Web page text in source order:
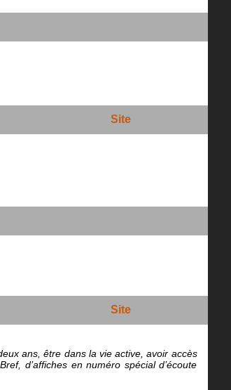
Site
Site
ans, être dans la vie active, avoir accès
d’affiches en numéro spécial d’écoute